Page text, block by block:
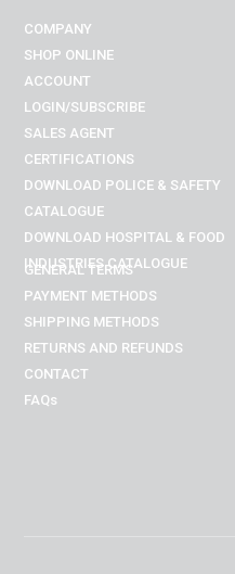
COMPANY
SHOP ONLINE
ACCOUNT
LOGIN/SUBSCRIBE
SALES AGENT
CERTIFICATIONS
DOWNLOAD POLICE & SAFETY
CATALOGUE
DOWNLOAD HOSPITAL & FOOD
INDUSTRIESCATALOGUE
GENERAL TERMS
PAYMENT METHODS
SHIPPING METHODS
RETURNS AND REFUNDS
CONTACT
FAQs